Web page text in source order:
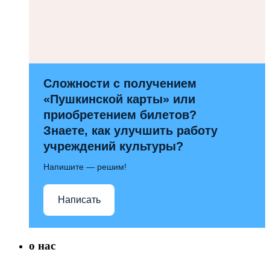
Сложности с получением
«Пушкинской карты» или
приобретением билетов?
Знаете, как улучшить работу
учреждений культуры?
Напишите — решим!
Написать
о нас